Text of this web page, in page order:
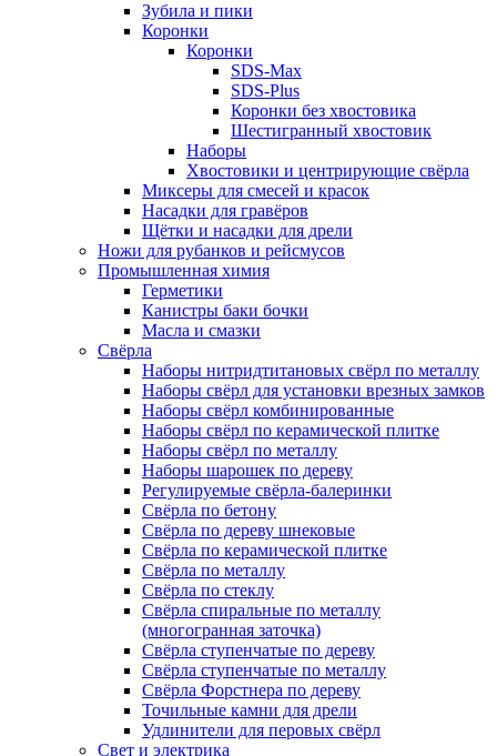
Зубила и пики
Коронки
Коронки
SDS-Max
SDS-Plus
Коронки без хвостовика
Шестигранный хвостовик
Наборы
Хвостовики и центрирующие свёрла
Миксеры для смесей и красок
Насадки для гравёров
Щётки и насадки для дрели
Ножи для рубанков и рейсмусов
Промышленная химия
Герметики
Канистры баки бочки
Масла и смазки
Свёрла
Наборы нитридтитановых свёрл по металлу
Наборы свёрл для установки врезных замков
Наборы свёрл комбинированные
Наборы свёрл по керамической плитке
Наборы свёрл по металлу
Наборы шарошек по дереву
Регулируемые свёрла-балеринки
Свёрла по бетону
Свёрла по дереву шнековые
Свёрла по керамической плитке
Свёрла по металлу
Свёрла по стеклу
Свёрла спиральные по металлу
(многогранная заточка)
Свёрла ступенчатые по дереву
Свёрла ступенчатые по металлу
Свёрла Форстнера по дереву
Точильные камни для дрели
Удлинители для перовых свёрл
Свет и электрика